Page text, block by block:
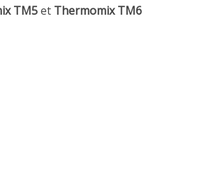
TM5et Thermomix TM6